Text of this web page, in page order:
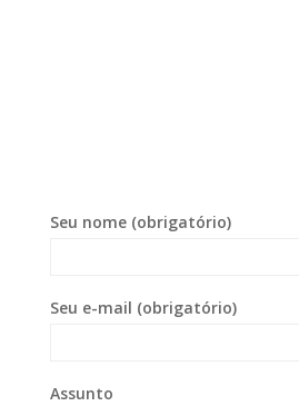
Seu nome (obrigatório)
Seu e-mail (obrigatório)
Assunto